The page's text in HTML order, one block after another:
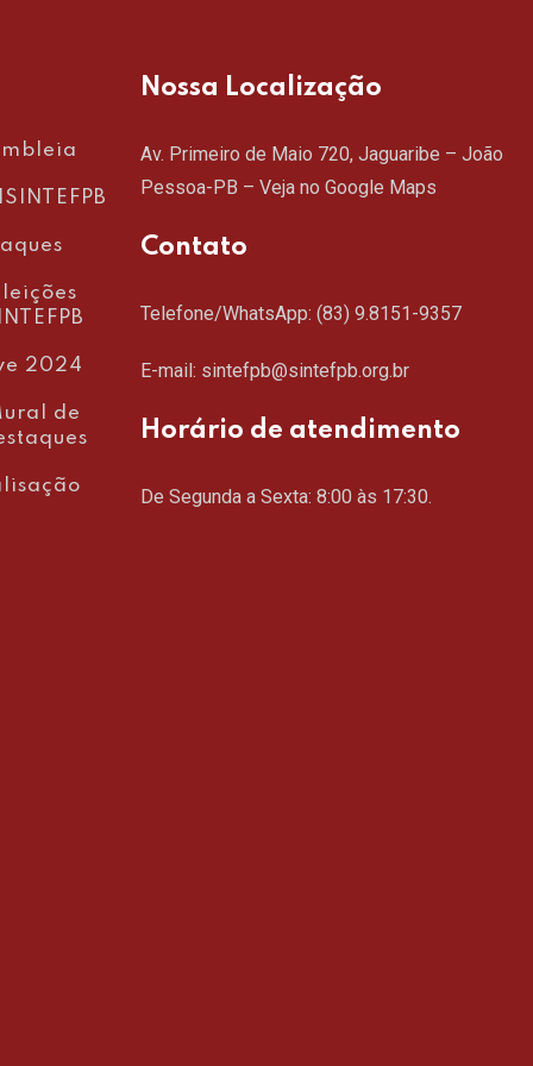
2024
de
Nossa Localização
Av. Primeiro de Maio 720, Jaguaribe – João
Pessoa-PB – Veja no Google Maps
Contato
Telefone/WhatsApp: (83) 9.8151-9357
E-mail: sintefpb@sintefpb.org.br
Horário de atendimento
De Segunda a Sexta: 8:00 às 17:30.